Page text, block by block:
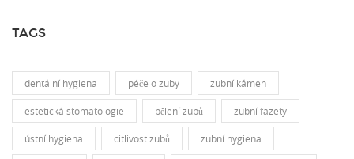
TAGS
dentální hygiena péče o zuby zubní kámen
estetická stomatologie bělení zubů zubní fazety
ústní hygiena citlivost zubů zubní hygiena